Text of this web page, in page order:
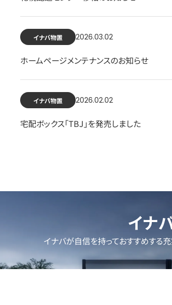
イナバ物置 2026.03.02
ホームページメンテナンスのお知らせ
イナバ物置 2026.02.02
宅配ボックス「TBJ」を発売しました
イナ
イナバが自信を持っておすすめする